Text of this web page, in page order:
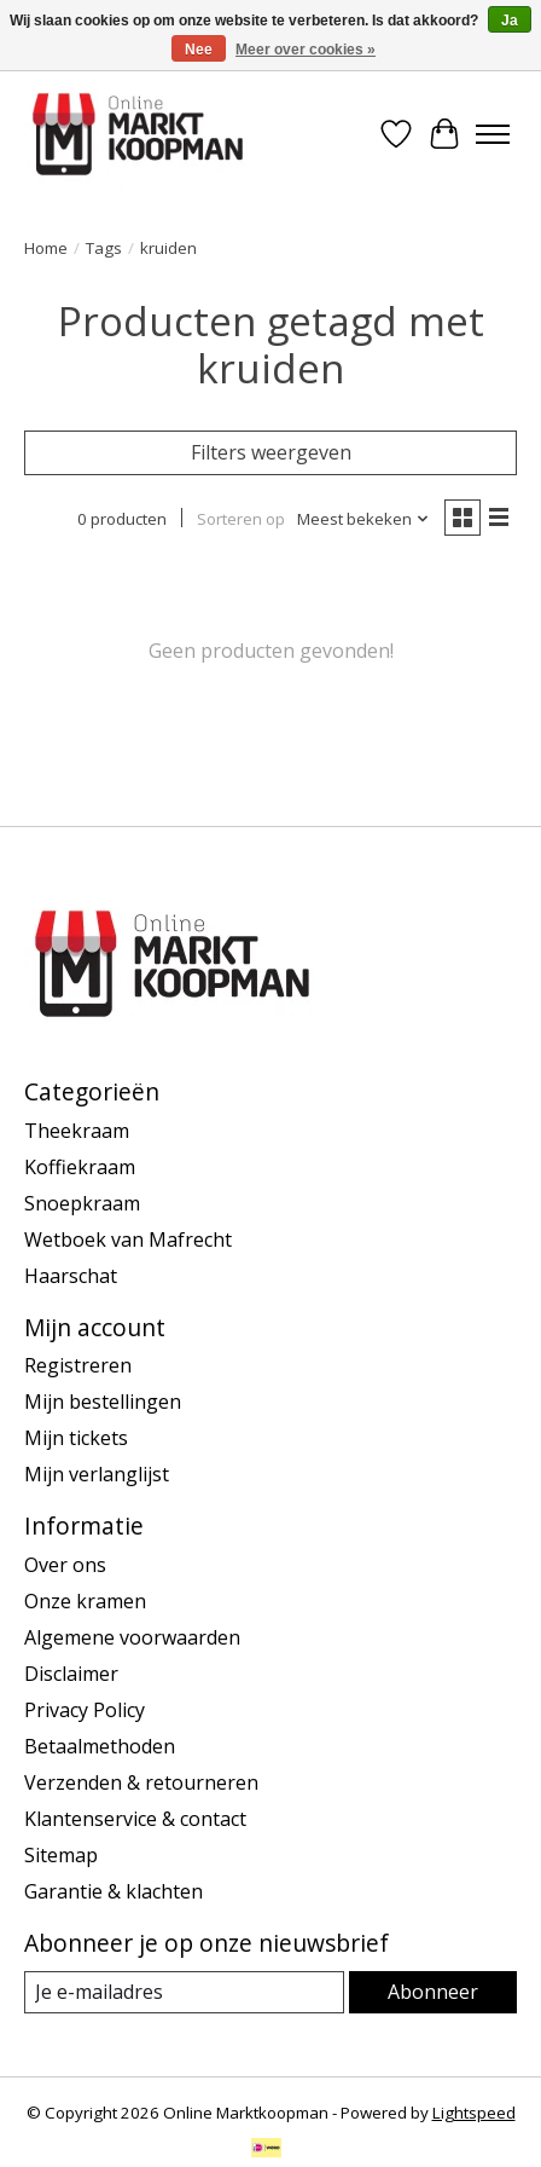
Voor 15:00 besteld, morgen in huis!
Verlanglijst
Home / Tags / kruiden
Producten getagd met
kruiden
Filters weergeven
0 producten Sorteren op Meest bekeken
Geen producten gevonden!
Categorieën
Theekraam
Koffiekraam
Snoepkraam
Wetboek van Mafrecht
Haarschat
Mijn account
Registreren
Mijn bestellingen
Mijn tickets
Mijn verlanglijst
Informatie
Over ons
Onze kramen
Algemene voorwaarden
Disclaimer
Privacy Policy
Betaalmethoden
Verzenden & retourneren
Klantenservice & contact
Sitemap
Garantie & klachten
Abonneer je op onze nieuwsbrief
Abonneer
© Copyright 2026 Online Marktkoopman - Powered byLightspeed
Wij slaan cookies op om onze website te verbeteren. Is dat akkoord?
Ja
Nee
Meer over cookies »